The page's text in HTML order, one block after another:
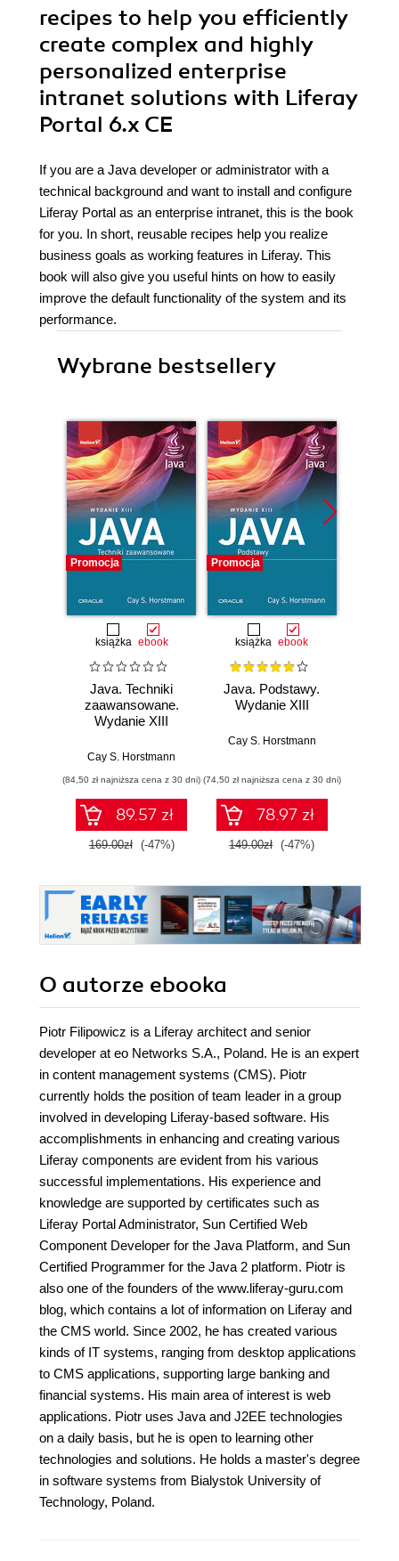
recipes to help you efficiently
create complex and highly
personalized enterprise
intranet solutions with Liferay
Portal 6.x CE
If you are a Java developer or administrator with a
technical background and want to install and configure
Liferay Portal as an enterprise intranet, this is the book
for you. In short, reusable recipes help you realize
business goals as working features in Liferay. This
book will also give you useful hints on how to easily
improve the default functionality of the system and its
performance.
Wybrane bestsellery
Promocja
książka ebook
Java. Techniki
zaawansowane.
Wydanie XIII
Cay S. Horstmann
(84,50 zł najniższa cena z 30 dni)
89.57 zł
169.00zł (-47%)
Promocja
książka ebook
Java. Podstawy.
Wydanie XIII
Cay S. Horstmann
(74,50 zł najniższa cena z 30 dni)
78.97 zł
149.00zł (-47%)
O autorze ebooka
Piotr Filipowicz is a Liferay architect and senior
developer at eo Networks S.A., Poland. He is an expert
in content management systems (CMS). Piotr
currently holds the position of team leader in a group
involved in developing Liferay-based software. His
accomplishments in enhancing and creating various
Liferay components are evident from his various
successful implementations. His experience and
knowledge are supported by certificates such as
Liferay Portal Administrator, Sun Certified Web
Component Developer for the Java Platform, and Sun
Certified Programmer for the Java 2 platform. Piotr is
also one of the founders of the www.liferay-guru.com
blog, which contains a lot of information on Liferay and
the CMS world. Since 2002, he has created various
kinds of IT systems, ranging from desktop applications
to CMS applications, supporting large banking and
financial systems. His main area of interest is web
applications. Piotr uses Java and J2EE technologies
on a daily basis, but he is open to learning other
technologies and solutions. He holds a master's degree
in software systems from Bialystok University of
Technology, Poland.